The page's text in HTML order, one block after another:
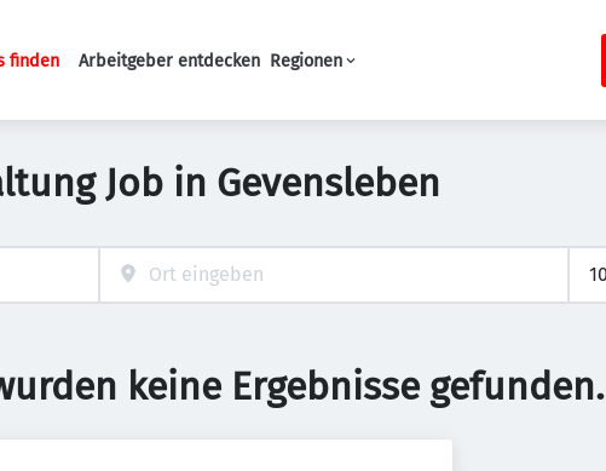
Haupt-Navigation
finden Arbeitgeber entdecken Regionen
Job in Gevensleben
keine Ergebnisse gefunden.